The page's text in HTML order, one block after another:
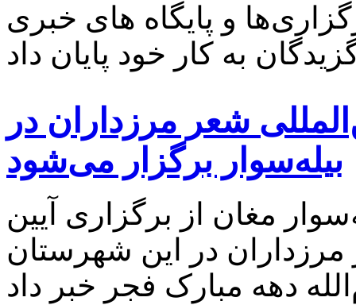
و پایگاه های خبری
شعر مرزداران در
بیله‌سوار برگزار می‌شود
مغان از برگزاری آیین
مرزداران در این شهرستان